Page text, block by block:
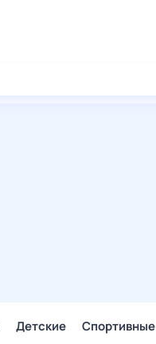
Детские Спортивные